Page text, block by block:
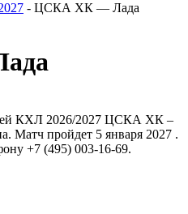
- ЦСКА ХК — Лада
КХЛ 2026/2027 ЦСКА ХК –
пройдет 5 января 2027 .
+7 (495) 003-16-69.